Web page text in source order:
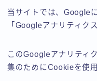
当サイトでは、Google
「Googleアナリティク
このGoogleアナリティ
集のためにCookieを使用